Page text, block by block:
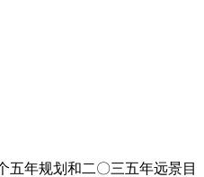
五年规划和二〇三五年远景目